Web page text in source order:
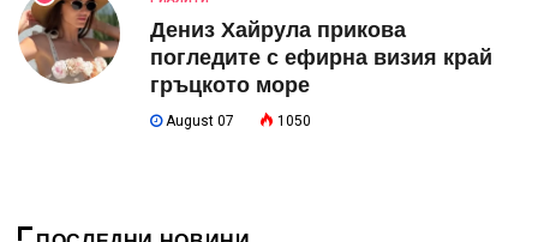
Дениз Хайрула прикова
погледите с ефирна визия край
гръцкото море
August 07 1050